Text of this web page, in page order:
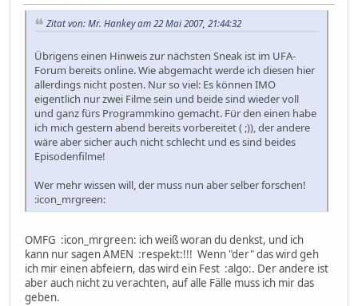
Zitat von: Mr. Hankey am 22 Mai 2007, 21:44:32
Übrigens einen Hinweis zur nächsten Sneak ist im UFA-
Forum bereits online. Wie abgemacht werde ich diesen hier
allerdings nicht posten. Nur so viel: Es können IMO
eigentlich nur zwei Filme sein und beide sind wieder voll
und ganz fürs Programmkino gemacht. Für den einen habe
ich mich gestern abend bereits vorbereitet ( ;)), der andere
wäre aber sicher auch nicht schlecht und es sind beides
Episodenfilme!
Wer mehr wissen will, der muss nun aber selber forschen!
:icon_mrgreen:
OMFG :icon_mrgreen: ich weiß woran du denkst, und ich
kann nur sagen AMEN :respekt:!!! Wenn "der" das wird geh
ich mir einen abfeiern, das wird ein Fest :algo:. Der andere ist
aber auch nicht zu verachten, auf alle Fälle muss ich mir das
geben.